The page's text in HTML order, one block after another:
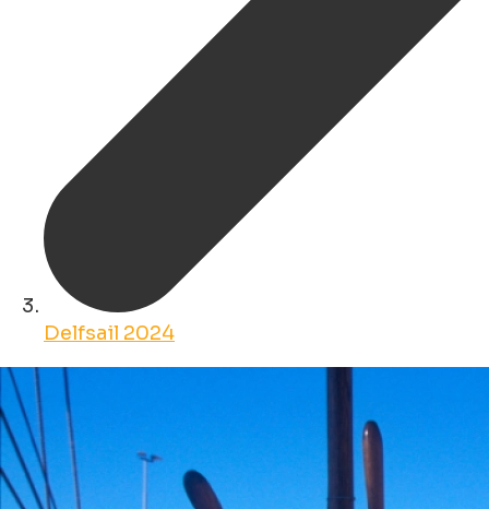
Delfsail 2024